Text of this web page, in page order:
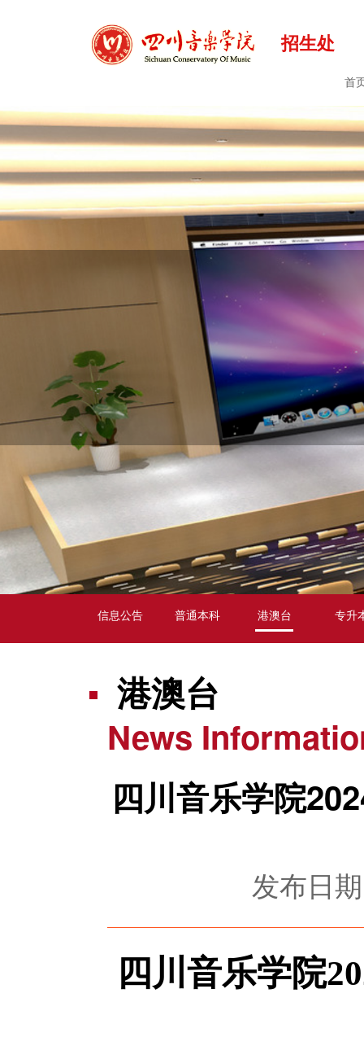
招生处
首
信息公告 普通本科 港澳台 专升
港澳台
News
四川音乐学院
发布日
四川音乐学院